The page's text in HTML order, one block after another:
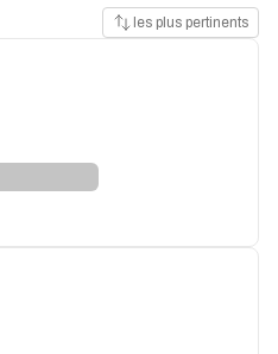
les plus pertinents